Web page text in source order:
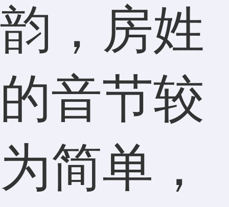
韵，房姓
的音节较
为简单，